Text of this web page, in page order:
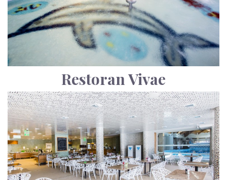
Restoran Vivae